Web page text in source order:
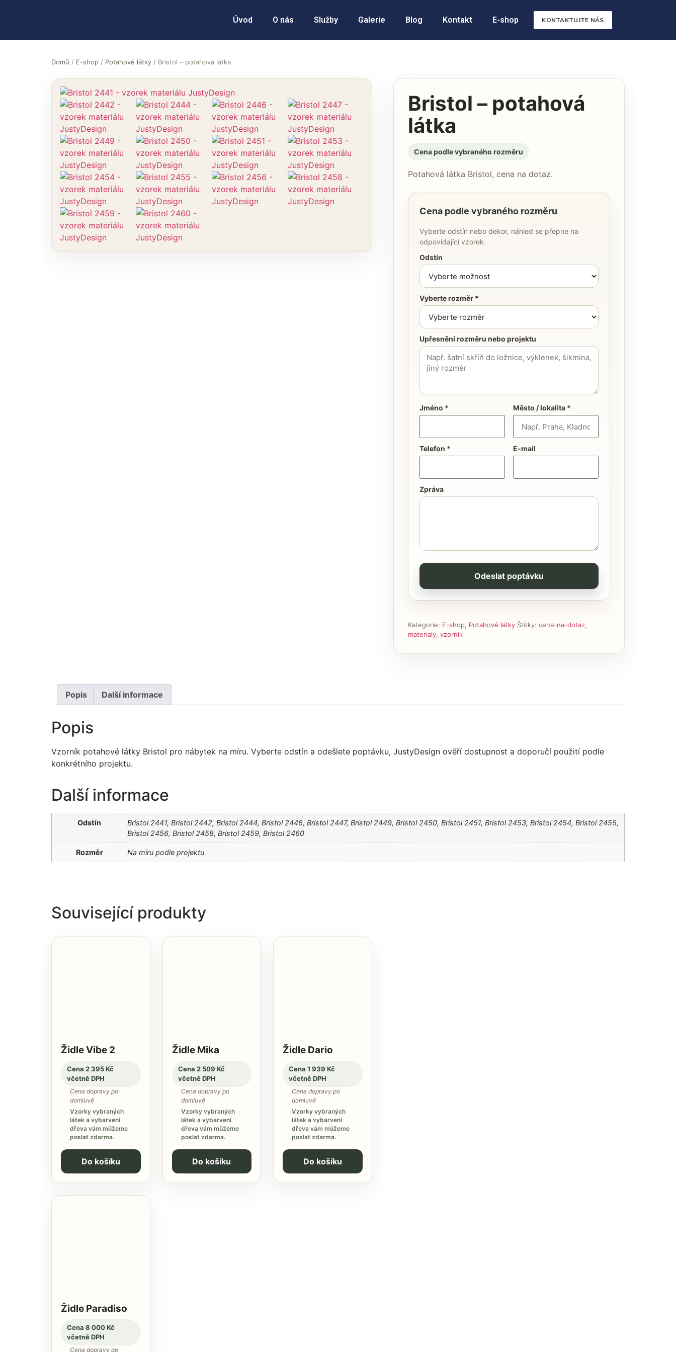
Úvod O nás Služby Galerie Blog Kontakt E-shop KONTAKTUJTE NÁS
Domů / E-shop / Potahové látky / Bristol – potahová látka
Bristol – potahová
látka
Cena podle vybraného rozměru
Potahová látka Bristol, cena na dotaz.
Cena podle vybraného rozměru
Vyberte odstín nebo dekor, náhled se přepne na
odpovídající vzorek.
Odstín
Vyberte rozměr *
Upřesnění rozměru nebo projektu
Jméno * Město / lokalita *
Telefon * E-mail
Zpráva
Odeslat poptávku
Kategorie: E-shop, Potahové látky Štítky: cena-na-dotaz,
materialy, vzornik
Popis Další informace
Popis
Vzorník potahové látky Bristol pro nábytek na míru. Vyberte odstín a odešlete poptávku, JustyDesign ověří dostupnost a doporučí použití podle
konkrétního projektu.
Další informace
Odstín
Bristol 2441, Bristol 2442, Bristol 2444, Bristol 2446, Bristol 2447, Bristol 2449, Bristol 2450, Bristol 2451, Bristol 2453, Bristol 2454, Bristol 2455,
Bristol 2456, Bristol 2458, Bristol 2459, Bristol 2460
Rozměr Na míru podle projektu
Související produkty
Židle Vibe 2
Cena 2 395 Kč
včetně DPH
Cena dopravy po
domluvě
Vzorky vybraných
látek a vybarvení
dřeva vám můžeme
poslat zdarma.
Do košíku
Židle Mika
Cena 2 509 Kč
včetně DPH
Cena dopravy po
domluvě
Vzorky vybraných
látek a vybarvení
dřeva vám můžeme
poslat zdarma.
Do košíku
Židle Dario
Cena 1 939 Kč
včetně DPH
Cena dopravy po
domluvě
Vzorky vybraných
látek a vybarvení
dřeva vám můžeme
poslat zdarma.
Do košíku
Židle Paradiso
Cena 8 000 Kč
včetně DPH
Cena dopravy po